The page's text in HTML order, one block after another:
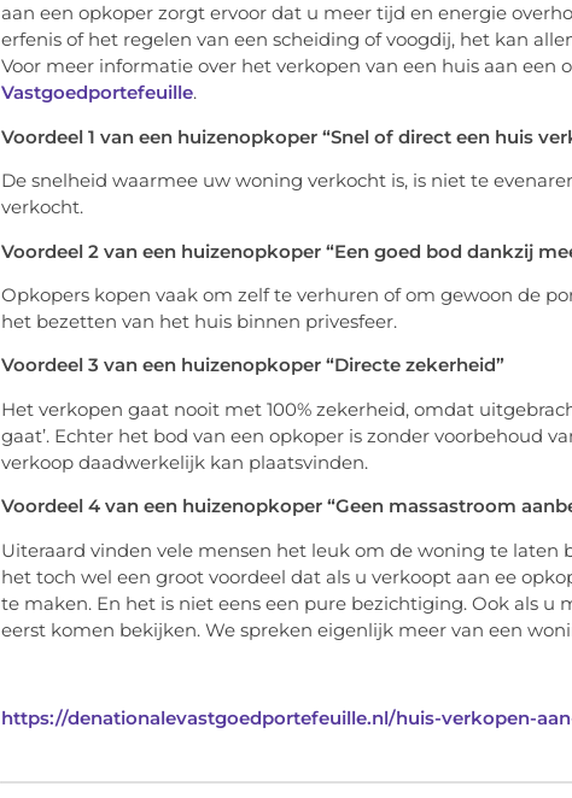
aan een opkoper zorgt ervoor dat u meer tijd en energie
erfenis of het regelen van een scheiding of voogdij, het kan
Voor meer informatie over het verkopen van een huis aan een
Vastgoedportefeuille.
Voordeel 1 van een huizenopkoper “Snel of direct een huis
De snelheid waarmee uw woning verkocht is, is niet te
verkocht.
Voordeel 2 van een huizenopkoper “Een goed bod dankzij
Opkopers kopen vaak om zelf te verhuren of om gewoon de
het bezetten van het huis binnen privesfeer.
Voordeel 3 van een huizenopkoper “Directe zekerheid”
Het verkopen gaat nooit met 100% zekerheid, omdat
gaat’. Echter het bod van een opkoper is zonder voorbehoud
verkoop daadwerkelijk kan plaatsvinden.
Voordeel 4 van een huizenopkoper “Geen massastroom
Uiteraard vinden vele mensen het leuk om de woning te
het toch wel een groot voordeel dat als u verkoopt aan ee
te maken. En het is niet eens een pure bezichtiging. Ook als
eerst komen bekijken. We spreken eigenlijk meer van een
https://denationalevastgoedportefeuille.nl/huis-verkopen-